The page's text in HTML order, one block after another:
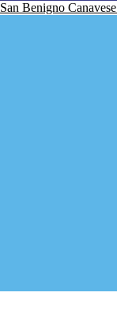
San Benigno Canavese